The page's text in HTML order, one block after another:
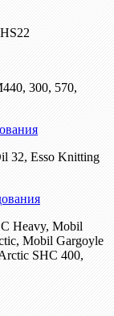
300, 570,
32, Esso Knitting
С Heavy, Mobil
Mobil Gargoyle
SHC 400,